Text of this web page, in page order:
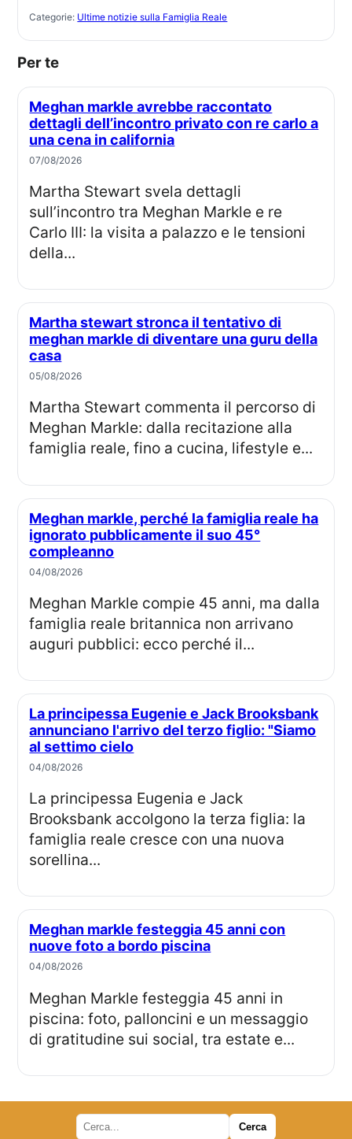
Categorie: Ultime notizie sulla Famiglia Reale
Per te
Meghan markle avrebbe raccontato
dettagli dell’incontro privato con re carlo a
una cena in california
07/08/2026
Martha Stewart svela dettagli
sull’incontro tra Meghan Markle e re
Carlo III: la visita a palazzo e le tensioni
della...
Martha stewart stronca il tentativo di
meghan markle di diventare una guru della
casa
05/08/2026
Martha Stewart commenta il percorso di
Meghan Markle: dalla recitazione alla
famiglia reale, fino a cucina, lifestyle e...
Meghan markle, perché la famiglia reale ha
ignorato pubblicamente il suo 45°
compleanno
04/08/2026
Meghan Markle compie 45 anni, ma dalla
famiglia reale britannica non arrivano
auguri pubblici: ecco perché il...
La principessa Eugenie e Jack Brooksbank
annunciano l'arrivo del terzo figlio: "Siamo
al settimo cielo
04/08/2026
La principessa Eugenia e Jack
Brooksbank accolgono la terza figlia: la
famiglia reale cresce con una nuova
sorellina...
Meghan markle festeggia 45 anni con
nuove foto a bordo piscina
04/08/2026
Meghan Markle festeggia 45 anni in
piscina: foto, palloncini e un messaggio
di gratitudine sui social, tra estate e...